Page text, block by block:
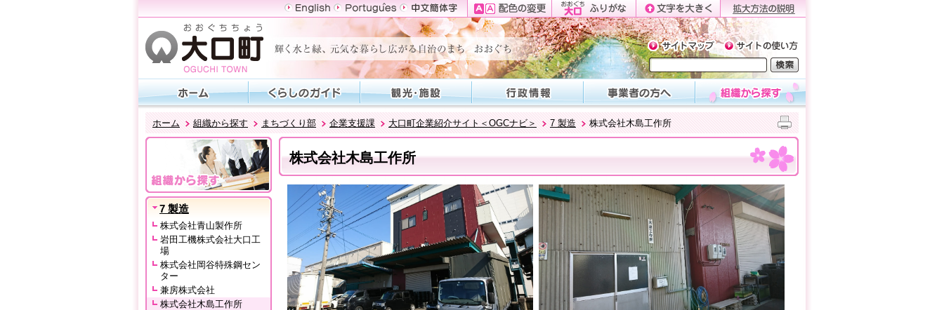
ホーム 組織から探す まちづくり部 企業支援課 大口町企業紹介サイト＜OGCナビ＞ 7 製造 株式会社木島工作所
7 製造
株式会社青山製作所
岩田工機株式会社大口工
場
株式会社岡谷特殊鋼セン
ター
兼房株式会社
株式会社木島工作所
株式会社木島工作所